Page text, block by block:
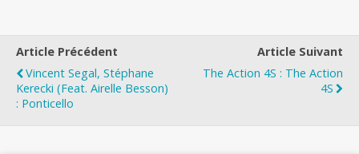
Article Précédent
Vincent Segal, Stéphane
Kerecki (feat. Airelle Besson)
: Ponticello
Article Suivant
The Action 4S : The Action
4S